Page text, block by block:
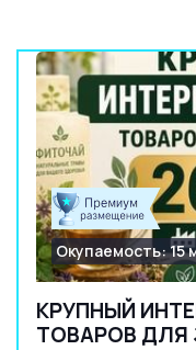
КРУПНЫЙ
ТОВАРОВ ДЛЯ
Окупаемость: 15